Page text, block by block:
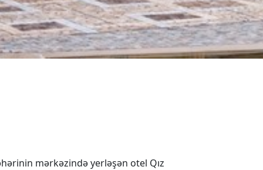
mərkəzində yerləşən otel Qız